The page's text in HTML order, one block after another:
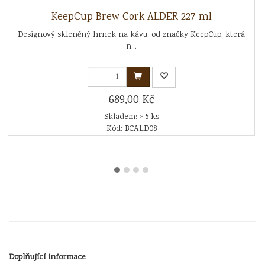
KeepCup Brew Cork ALDER 227 ml
Designový skleněný hrnek na kávu, od značky KeepCup, která
n...
689,00 Kč
Skladem: > 5 ks
Kód: BCALD08
Doplňující informace